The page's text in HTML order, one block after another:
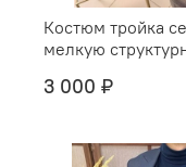
Костюм тройка
мелкую
3 000 ₽